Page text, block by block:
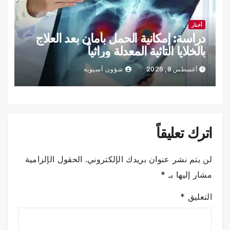
أخبار
دراسة: إمكانية الحمل بأمان بعد العلاج
بالخلايا التائية المعدلة وراثياً
أغسطس 8, 2026 شؤون آسيوية
اترك تعليقاً
لن يتم نشر عنوان بريدك الإلكتروني. الحقول الإلزامية
مشار إليها بـ *
التعليق *